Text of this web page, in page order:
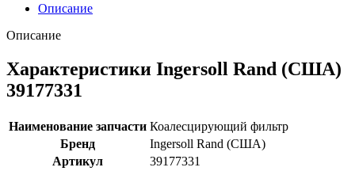
Описание
Описание
Характеристики Ingersoll Rand (США)
39177331
Наименование запчасти Коалесцирующий фильтр
Бренд
Ingersoll Rand (США)
Артикул
39177331